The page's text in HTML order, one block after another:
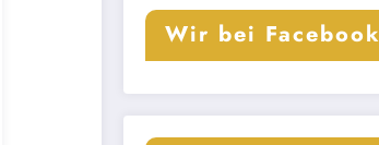
Wir bei Facebook